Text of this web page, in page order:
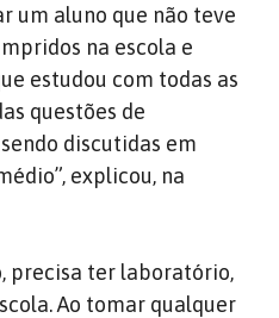
um aluno que não teve
na escola e
estudou com todas as
questões de
discutidas em
explicou, na
precisa ter laboratório,
Ao tomar qualquer